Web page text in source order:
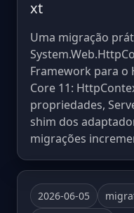
xt
Uma migração
Framework para o
Core 11:
propriedades,
shim dos
migrações
2026-06-05